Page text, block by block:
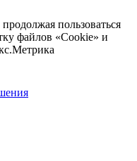
пользоваться
файлов «Cookie» и